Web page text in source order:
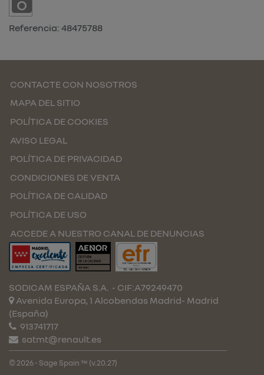
Referencia: 48475788
CONTACTE CON NOSOTROS
MAPA DEL SITIO
POLÍTICA DE COOKIES
AVISO LEGAL
POLÍTICA DE PRIVACIDAD
CONDICIONES DE VENTA
POLÍTICA DE CALIDAD
POLÍTICA DE USO
ACCEDE A NUESTRO CANAL DE DENUNCIAS
SODICAM ESPAÑA S.A. - CIF:A79249470
Avenida Europa, 1 Alcobendas Madrid- Madrid
(España)
913741717
satmt@renault.es
© 2026 - Sage Spain ™ (v.20.27)